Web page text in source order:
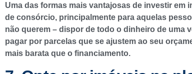
Uma das formas mais vantajosas de investir em
de consórcio, principalmente para aquelas
não querem – dispor de todo o dinheiro de uma
pagar por parcelas que se ajustem ao seu
mais barata que o financiamento.